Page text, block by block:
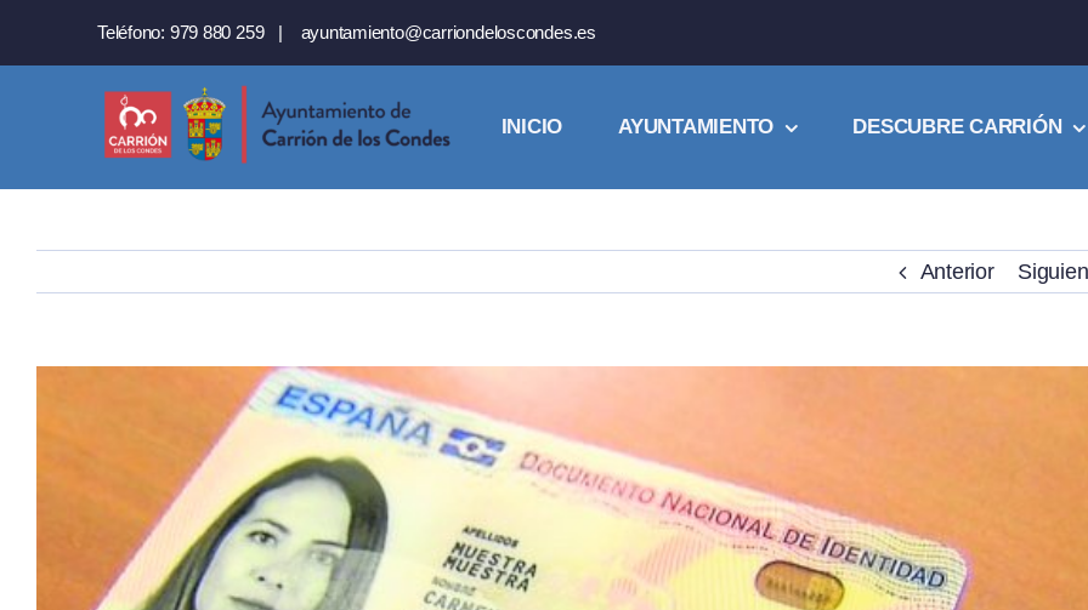
Teléfono: 979 880 259 | ayuntamiento@carriondeloscondes.es
INICIO AYUNTAMIENTO DESCUBRE CARRIÓN
Anterior